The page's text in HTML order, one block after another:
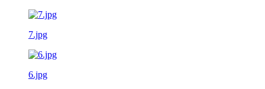
7.jpg
6.jpg